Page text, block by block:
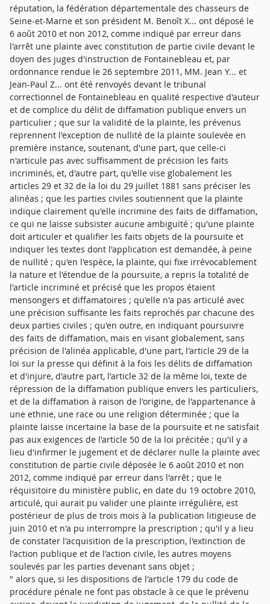
réputation, la fédération départementale des chasseurs de
Seine-et-Marne et son président M. Benoît X... ont déposé le
6 août 2010 et non 2012, comme indiqué par erreur dans
l'arrêt une plainte avec constitution de partie civile devant le
doyen des juges d'instruction de Fontainebleau et, par
ordonnance rendue le 26 septembre 2011, MM. Jean Y... et
Jean-Paul Z... ont été renvoyés devant le tribunal
correctionnel de Fontainebleau en qualité respective d'auteur
et de complice du délit de diffamation publique envers un
particulier ; que sur la validité de la plainte, les prévenus
reprennent l'exception de nullité de la plainte soulevée en
première instance, soutenant, d'une part, que celle-ci
n'articule pas avec suffisamment de précision les faits
incriminés, et, d'autre part, qu'elle vise globalement les
articles 29 et 32 de la loi du 29 juillet 1881 sans préciser les
alinéas ; que les parties civiles soutiennent que la plainte
indique clairement qu'elle incrimine des faits de diffamation,
ce qui ne laisse subsister aucune ambiguïté ; qu'une plainte
doit articuler et qualifier les faits objets de la poursuite et
indiquer les textes dont l'application est demandée, à peine
de nullité ; qu'en l'espèce, la plainte, qui fixe irrévocablement
la nature et l'étendue de la poursuite, a repris la totalité de
l'article incriminé et précisé que les propos étaient
mensongers et diffamatoires ; qu'elle n'a pas articulé avec
une précision suffisante les faits reprochés par chacune des
deux parties civiles ; qu'en outre, en indiquant poursuivre
des faits de diffamation, mais en visant globalement, sans
précision de l'alinéa applicable, d'une part, l'article 29 de la
loi sur la presse qui définit à la fois les délits de diffamation
et d'injure, d'autre part, l'article 32 de la même loi, texte de
répression de la diffamation publique envers les particuliers,
et de la diffamation à raison de l'origine, de l'appartenance à
une ethnie, une race ou une religion déterminée ; que la
plainte laisse incertaine la base de la poursuite et ne satisfait
pas aux exigences de l'article 50 de la loi précitée ; qu'il y a
lieu d'infirmer le jugement et de déclarer nulle la plainte avec
constitution de partie civile déposée le 6 août 2010 et non
2012, comme indiqué par erreur dans l'arrêt ; que le
réquisitoire du ministère public, en date du 19 octobre 2010,
articulé, qui aurait pu valider une plainte irrégulière, est
postérieur de plus de trois mois à la publication litigieuse de
juin 2010 et n'a pu interrompre la prescription ; qu'il y a lieu
de constater l'acquisition de la prescription, l'extinction de
l'action publique et de l'action civile, les autres moyens
soulevés par les parties devenant sans objet ;
" alors que, si les dispositions de l'article 179 du code de
procédure pénale ne font pas obstacle à ce que le prévenu